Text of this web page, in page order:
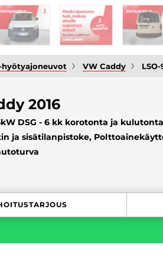
hyötyajoneuvot VW Caddy LSO-
2016
DSG - 6 kk korotonta ja
ja sisätilanpistoke,